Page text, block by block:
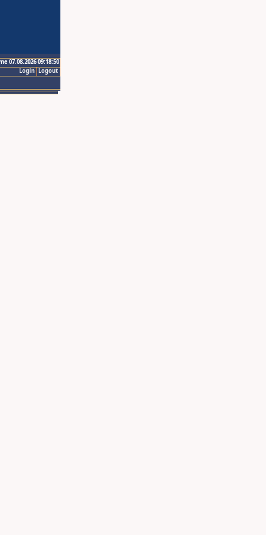
07.08.2026 09:18:50
Logout
Login